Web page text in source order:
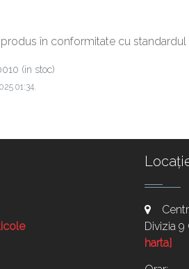
în conformitate cu standardul
(in stoc)
01:34.
Divizia 9
harta]